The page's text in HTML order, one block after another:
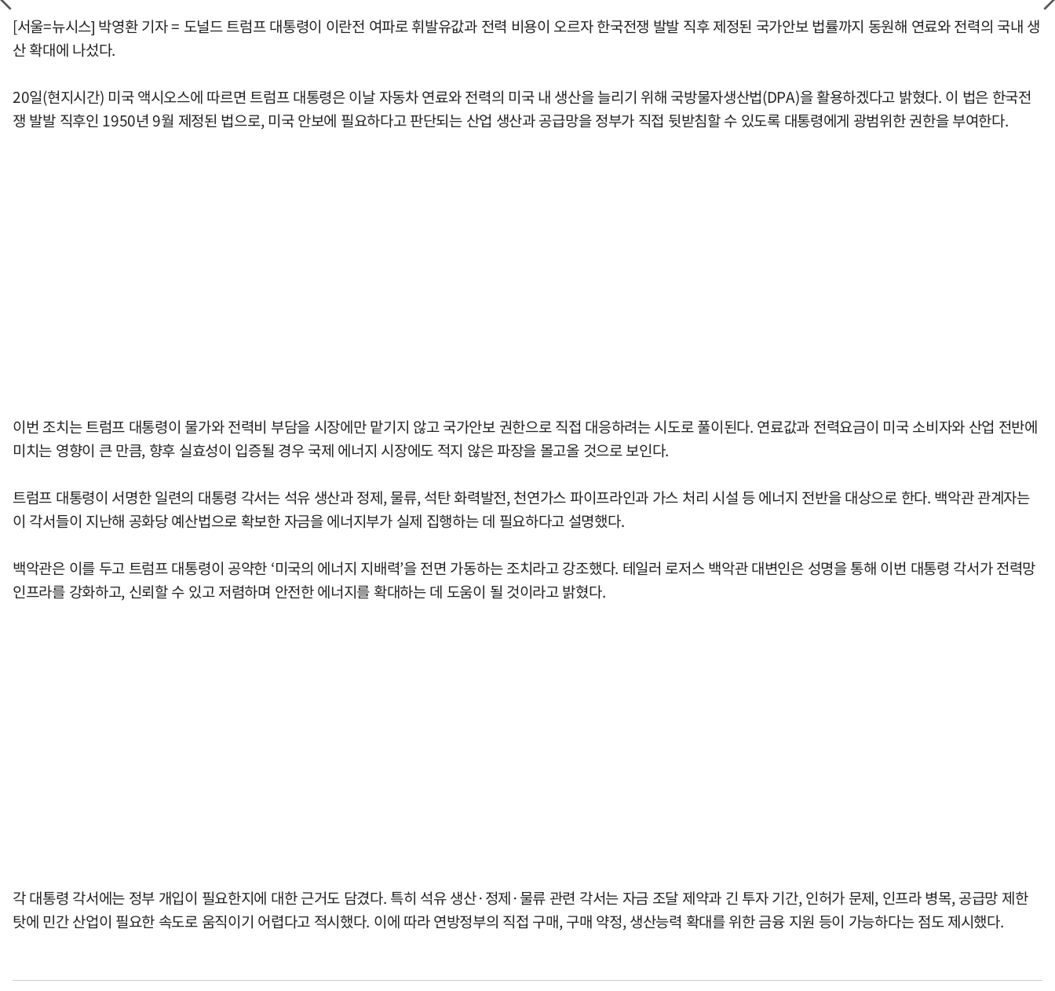
[서울=뉴시스] 박영환 기자 = 도널드 트럼프 대통령이 이란전 여파로 휘발유값과 전력 비용이 오르자 한국전쟁 발발 직후 제정된 국가안보 법률까지 동원해 연료와 전력의 국내 생
산 확대에 나섰다.
20일(현지시간) 미국 액시오스에 따르면 트럼프 대통령은 이날 자동차 연료와 전력의 미국 내 생산을 늘리기 위해 국방물자생산법(DPA)을 활용하겠다고 밝혔다. 이 법은 한국전
쟁 발발 직후인 1950년 9월 제정된 법으로, 미국 안보에 필요하다고 판단되는 산업 생산과 공급망을 정부가 직접 뒷받침할 수 있도록 대통령에게 광범위한 권한을 부여한다.
이번 조치는 트럼프 대통령이 물가와 전력비 부담을 시장에만 맡기지 않고 국가안보 권한으로 직접 대응하려는 시도로 풀이된다. 연료값과 전력요금이 미국 소비자와 산업 전반에
미치는 영향이 큰 만큼, 향후 실효성이 입증될 경우 국제 에너지 시장에도 적지 않은 파장을 몰고올 것으로 보인다.
트럼프 대통령이 서명한 일련의 대통령 각서는 석유 생산과 정제, 물류, 석탄 화력발전, 천연가스 파이프라인과 가스 처리 시설 등 에너지 전반을 대상으로 한다. 백악관 관계자는
이 각서들이 지난해 공화당 예산법으로 확보한 자금을 에너지부가 실제 집행하는 데 필요하다고 설명했다.
백악관은 이를 두고 트럼프 대통령이 공약한 ‘미국의 에너지 지배력’을 전면 가동하는 조치라고 강조했다. 테일러 로저스 백악관 대변인은 성명을 통해 이번 대통령 각서가 전력망
인프라를 강화하고, 신뢰할 수 있고 저렴하며 안전한 에너지를 확대하는 데 도움이 될 것이라고 밝혔다.
각 대통령 각서에는 정부 개입이 필요한지에 대한 근거도 담겼다. 특히 석유 생산·정제·물류 관련 각서는 자금 조달 제약과 긴 투자 기간, 인허가 문제, 인프라 병목, 공급망 제한
탓에 민간 산업이 필요한 속도로 움직이기 어렵다고 적시했다. 이에 따라 연방정부의 직접 구매, 구매 약정, 생산능력 확대를 위한 금융 지원 등이 가능하다는 점도 제시했다.